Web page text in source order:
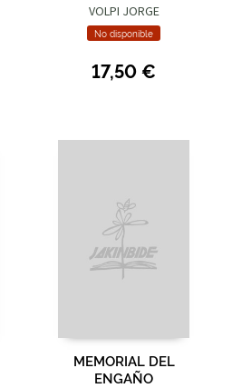
VOLPI JORGE
No disponible
17,50 €
MEMORIAL DEL
ENGAÑO